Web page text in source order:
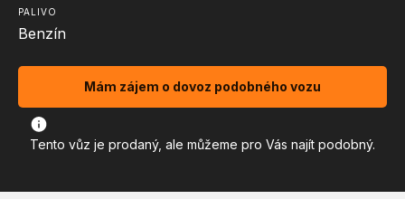
PALIVO
Benzín
Mám zájem o dovoz podobného vozu
Tento vůz je prodaný, ale můžeme pro Vás najít podobný.